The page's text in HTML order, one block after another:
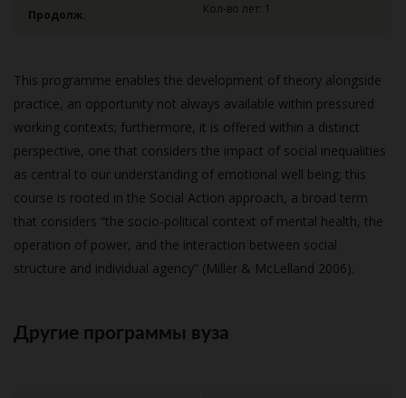
Продолж. Кол-во лет: 1
This programme enables the development of theory alongside
practice, an opportunity not always available within pressured
working contexts; furthermore, it is offered within a distinct
perspective, one that considers the impact of social inequalities
as central to our understanding of emotional well being; this
course is rooted in the Social Action approach, a broad term
that considers “the socio-political context of mental health, the
operation of power, and the interaction between social
structure and individual agency” (Miller & McLelland 2006).
Другие программы вуза